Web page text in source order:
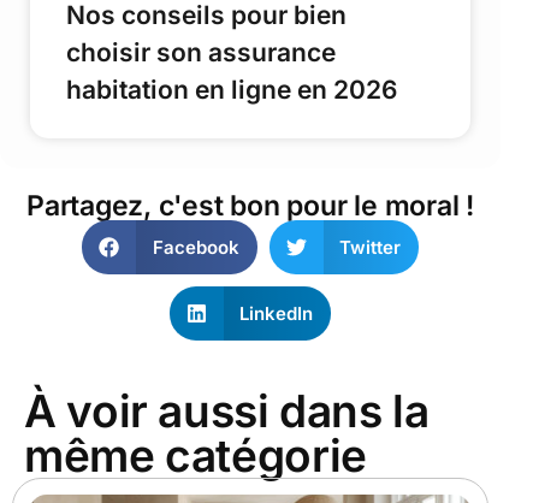
Nos conseils pour bien
choisir son assurance
habitation en ligne en 2026
Partagez, c'est bon pour le moral !
Facebook Twitter
LinkedIn
À voir aussi dans la
même catégorie